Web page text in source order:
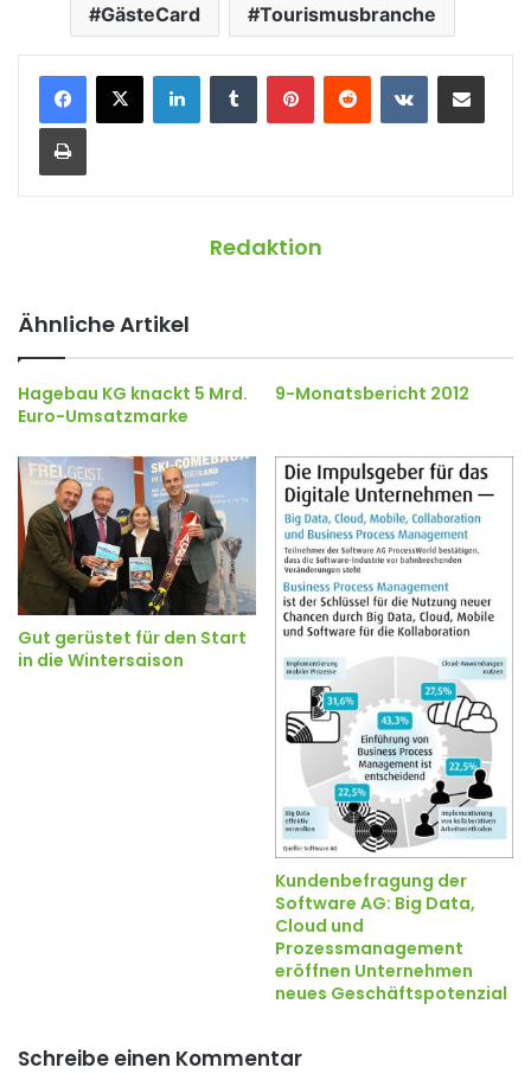
GästeCard Tourismusbranche
Redaktion
Ähnliche Artikel
Hagebau KG knackt 5 Mrd.
Euro-Umsatzmarke
9-Monatsbericht 2012
Gut gerüstet für den Start
in die Wintersaison
Kundenbefragung der
Software AG: Big Data,
Cloud und
Prozessmanagement
eröffnen Unternehmen
neues Geschäftspotenzial
Schreibe einen Kommentar